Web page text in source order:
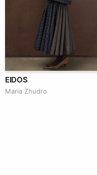
EIDOS
Maria Zhudro